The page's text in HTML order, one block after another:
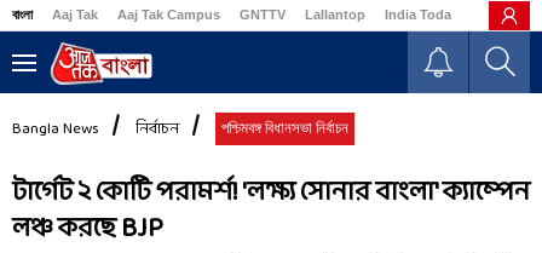
বাংলা Aaj Tak Aaj Tak Campus GNTTV Lallantop India Today Business
Bangla News নির্বাচন পশ্চিমবঙ্গ বিধানসভা নির্বাচন
টার্গেট ২ কোটি পরামর্শ! 'লক্ষ্য সোনার বাংলা' ক্যাম্পেন
লঞ্চ করছে BJP